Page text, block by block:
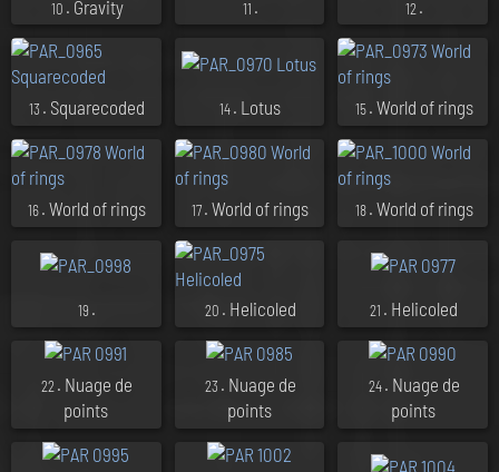
10 . Gravity 11 . 12 .
13 . Squarecoded 14. Lotus 15 . World of rings
16. World of rings 17. World of rings 18 . World of rings
19 . 20 . Helicoled 21 . Helicoled
22 . Nuage de
points
23 . Nuage de
points
24 . Nuage de
points